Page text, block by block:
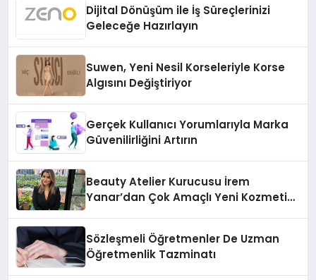
Dijital Dönüşüm ile İş Süreçlerinizi
Geleceğe Hazırlayın
Suwen, Yeni Nesil Korseleriyle Korse
Algısını Değiştiriyor
Gerçek Kullanıcı Yorumlarıyla Marka
Güvenilirliğini Artırın
Beauty Atelier Kurucusu İrem
Yanar’dan Çok Amaçlı Yeni Kozmetik
Sözleşmeli Öğretmenler De Uzman
Öğretmenlik Tazminatı